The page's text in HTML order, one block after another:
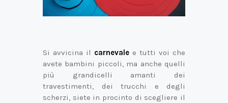
Si avvicina il carnevale e tutti voi che
avete bambini piccoli, ma anche quelli
più grandicelli amanti dei
travestimenti, dei trucchi e degli
scherzi, siete in procinto di scegliere il